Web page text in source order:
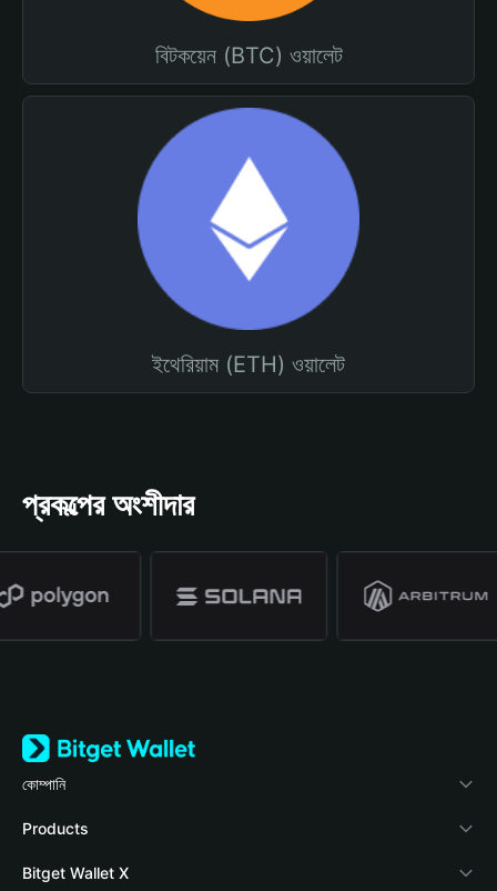
বিটকয়েন (BTC) ওয়ালেট
ইথেরিয়াম (ETH) ওয়ালেট
প্রকল্পের অংশীদার
কোম্পানি
Bitget Wallet সম্পর্কে
ব্লগ
Products
Crypto Card
Bitget Wallet X